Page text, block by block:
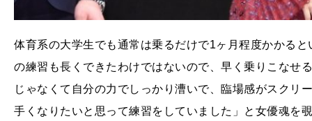
体育系の大学生でも通常は乗るだけで1ヶ月程度かかる
の練習も長くできたわけではないので、早く乗りこなせ
じゃなくて自分の力でしっかり漕いで、臨場感がスクリ
手くなりたいと思って練習をしていました」と女優魂を